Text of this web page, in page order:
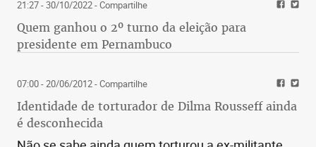
21:27 - 30/10/2022- Compartilhe
Quem ganhou o 2º turno da eleição para
presidente em Pernambuco
07:00 - 20/06/2012- Compartilhe
Identidade de torturador de Dilma Rousseff ainda
é desconhecida